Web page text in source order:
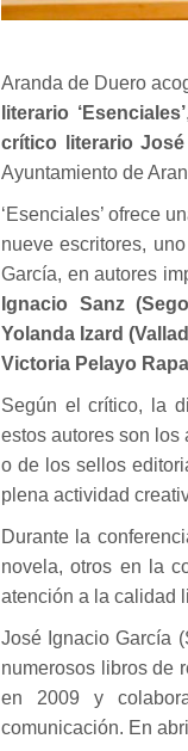
Aranda de Duero
literario ‘Esenciales’
crítico literario
Ayuntamiento de
‘Esenciales’ ofrece
nueve escritores,
García, en autores
Ignacio Sanz
Yolanda Izard
Victoria Pelayo
Según el crítico, la
estos autores son los
o de los sellos
plena actividad
Durante la
novela, otros en la
atención a la calidad
José Ignacio García
numerosos libros de
en 2009 y
comunicación. En